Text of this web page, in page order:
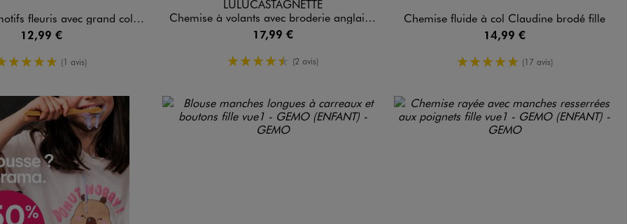
fleuris avec grand col Claudine fille
12,99 €
5/5 de moyenne
(1 avis)
LULUCASTAGNETTE
Chemise à volants avec broderie anglaise fille - LuluCastagnette
17,99 €
4.5/5 de moyenne
(2 avis)
Chemise fluide à col Claudine brodé fille
14,99 €
5/5 de moyenne
(17 avis)